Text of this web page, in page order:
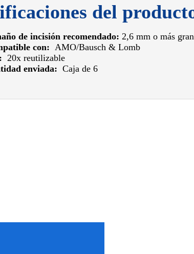
del
de incisión recomendado: 2,6 mm o más
con: AMO/Bausch & Lomb
20x reutilizable
enviada: Caja de 6